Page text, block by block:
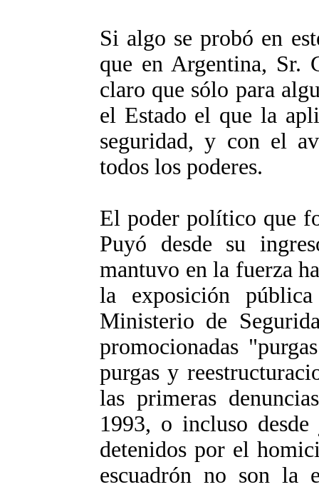
Si algo se probó en
que en Argentina, Sr.
claro que sólo para
el Estado el que la
seguridad, y con el
todos los poderes.
El poder político que
Puyó desde su
mantuvo en la fuerza
la exposición
Ministerio de
promocionadas
purgas y
las primeras
1993, o incluso
detenidos por el
escuadrón no son la